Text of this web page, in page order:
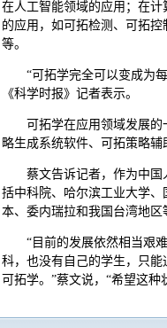
在人工智能领域的应用；在
的应用，如可拓检测、可拓
等。
“可拓学完全可以变成为
《科学时报》记者表示。
可拓学在应用领域发展
略生成系统软件、可拓策略
蔡文告诉记者，作为中
括中科院、哈尔滨工业大学
本、委内瑞拉和我国台湾地
“目前的发展依然相当艰
科，也没有自己的学生，只
可拓学。”蔡文说，“希望这